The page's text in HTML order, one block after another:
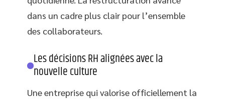
dans un cadre plus clair pour l’ensemble
des collaborateurs.
Les décisions RH alignées avec la
nouvelle culture
Une entreprise qui valorise officiellement la